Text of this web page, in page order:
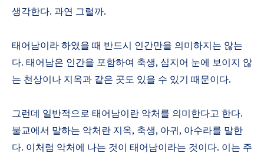
생각한다. 과연 그럴까.
태어남이라 하였을 때 반드시 인간만을 의미하지는 않는
다. 태어남은 인간을 포함하여 축생, 심지어 눈에 보이지 않
는 천상이나 지옥과 같은 곳도 있을 수 있기 때문이다.
그런데 일반적으로 태어남이란 악처를 의미한다고 한다.
불교에서 말하는 악처란 지옥, 축생, 아귀, 아수라를 말한
다. 이처럼 악처에 나는 것이 태어남이라는 것이다. 이는 주